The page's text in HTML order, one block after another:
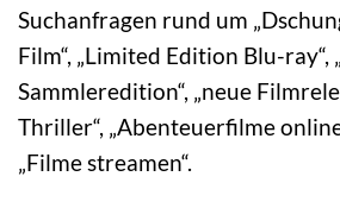
Suchanfragen rund um
Film“, „Limited Edition Blu-ray“,
Sammleredition“, „neue
Thriller“, „Abenteuerfilme
„Filme streamen“.